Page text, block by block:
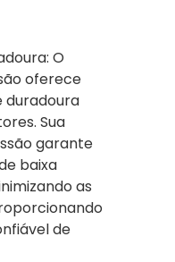
O
oferece
duradoura
Sua
garante
baixa
as
de